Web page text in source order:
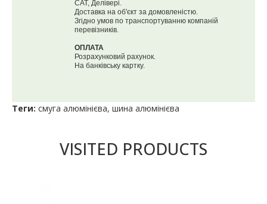
САТ, Делівері.
Доставка на об'єкт за домовленістю.
Згідно умов по транспортуванню компаній
перевізників.
ОПЛАТА
Розрахунковий рахунок.
На банківську картку.
Теги: смуга алюмінієва, шина алюмінієва
VISITED PRODUCTS